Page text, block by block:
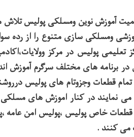
آموزش نوین ومسلکی پولیس تلاش
ومسلکی سازی متنوع را از رده
تعلیمی پولیس در مرکز
برنامه های مختلف سرگرم آموزش اند
قطعات وجزوتام های پولیس
نمایند در کنار اموزش های
خاص پولیس ،پولیس امن عامه
می کنند .